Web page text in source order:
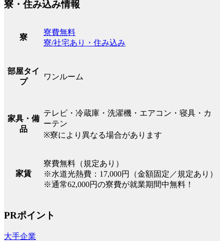
寮・住み込み情報
寮
寮費無料
寮/社宅あり・住み込み
部屋タイ
プ
ワンルーム
家具・備
品
テレビ・冷蔵庫・洗濯機・エアコン・寝具・カ
ーテン
※寮により異なる場合があります
家賃
寮費無料（規定あり）
※水道光熱費：17,000円（金額固定／規定あり）
※通常62,000円の寮費が就業期間中無料！
PRポイント
大手企業